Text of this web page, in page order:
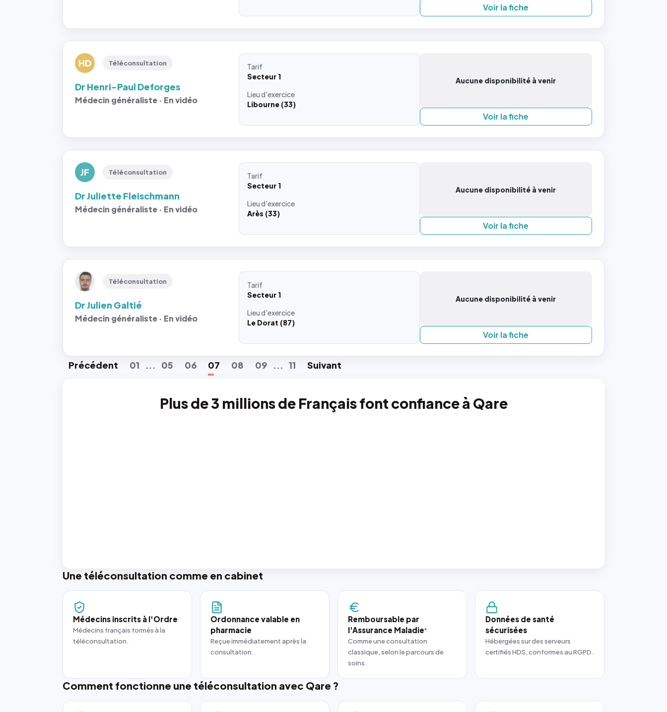
Voir la fiche
HD Téléconsultation
Dr Henri-Paul Deforges
Médecin généraliste · En vidéo
Tarif
Secteur 1
Lieud'exercice
Libourne (33)
Aucune disponibilité à venir
Voir la fiche
JF Téléconsultation
Dr Juliette Fleischmann
Médecin généraliste · En vidéo
Tarif
Secteur 1
Lieud'exercice
Arès (33)
Aucune disponibilité à venir
Voir la fiche
Téléconsultation
Dr Julien Galtié
Médecin généraliste · En vidéo
Tarif
Secteur 1
Lieud'exercice
Le Dorat (87)
Aucune disponibilité à venir
Voir la fiche
Précédent 01 ... 05 06 07 08 09 ... 11 Suivant
Plus de 3 millions de Français font confiance à Qare
Une téléconsultation comme en cabinet
Médecins inscrits à l'Ordre
Médecins français formés à la
téléconsultation.
Ordonnance valable en
pharmacie
Reçue immédiatement après la
consultation.
Remboursable par
l'Assurance Maladie*
Comme une consultation
classique, selon le parcours de
soins.
Données de santé
sécurisées
Hébergées sur des serveurs
certifiés HDS, conformes au RGPD.
Comment fonctionne une téléconsultation avec Qare ?